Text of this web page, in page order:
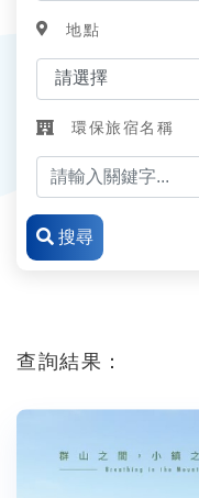
地點
環保旅宿名稱
搜尋
查詢結果：